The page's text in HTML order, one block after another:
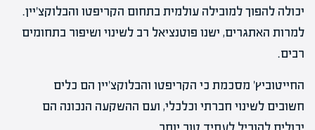
יכולה להפוך למובילה עולמית בתחום הקריפטו והבלוקצ'יין.
למרות האתגרים, ישנו פוטנציאל רב לשינוי ושיפור בתחומים
רבים.
החייטוביץ' מסכמת כי הקריפטו והבלוקצ'יין הם כלים
חשובים לשינוי חברתי וכלכלי, ועם ההשקעה הנכונה הם